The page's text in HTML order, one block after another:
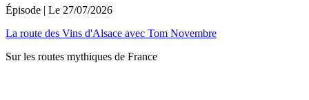
Épisode | Le 27/07/2026
La route des Vins d'Alsace avec Tom Novembre
Sur les routes mythiques de France